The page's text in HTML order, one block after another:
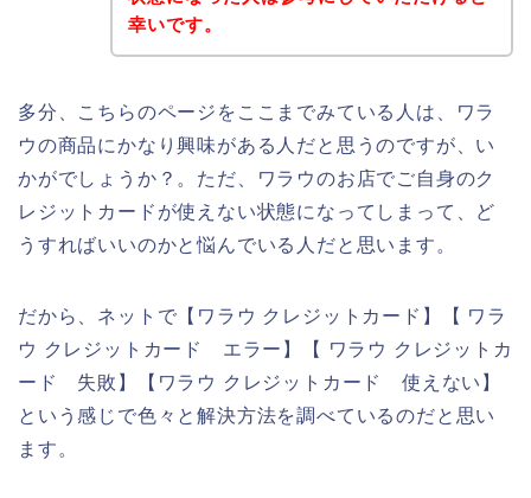
幸いです。
多分、こちらのページをここまでみている人は、ワラ
ウの商品にかなり興味がある人だと思うのですが、い
かがでしょうか？。ただ、ワラウのお店でご自身のク
レジットカードが使えない状態になってしまって、ど
うすればいいのかと悩んでいる人だと思います。
だから、ネットで【ワラウ クレジットカード】【 ワラ
ウ クレジットカード エラー】【 ワラウ クレジットカ
ード 失敗】【ワラウ クレジットカード 使えない】
という感じで色々と解決方法を調べているのだと思い
ます。